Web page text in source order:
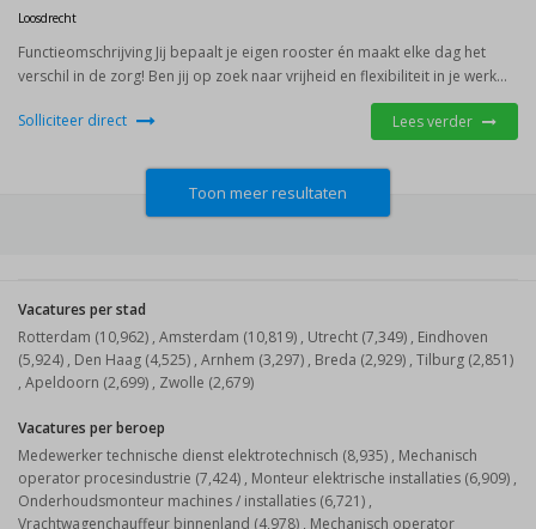
Loosdrecht
Functieomschrijving Jij bepaalt je eigen rooster én maakt elke dag het
verschil in de zorg! Ben jij op zoek naar vrijheid en flexibiliteit in je werk...
Solliciteer direct Lees verder
Toon meer resultaten
Vacatures per stad
Rotterdam (10,962) , Amsterdam (10,819) , Utrecht (7,349) , Eindhoven
(5,924) , Den Haag (4,525) , Arnhem (3,297) , Breda (2,929) , Tilburg (2,851)
, Apeldoorn (2,699) , Zwolle (2,679)
Vacatures per beroep
Medewerker technische dienst elektrotechnisch (8,935) , Mechanisch
operator procesindustrie (7,424) , Monteur elektrische installaties (6,909) ,
Onderhoudsmonteur machines / installaties (6,721) ,
Vrachtwagenchauffeur binnenland (4,978) , Mechanisch operator